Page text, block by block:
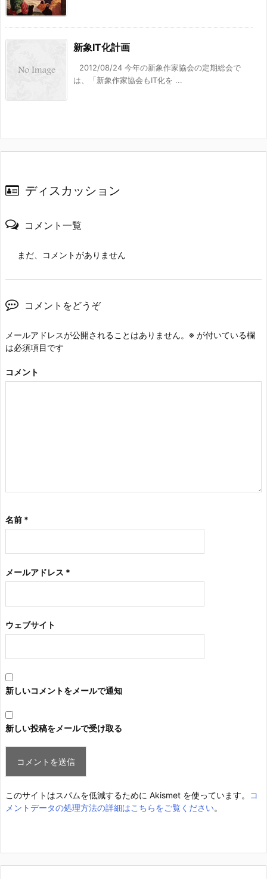
新象IT化計画
2012/08/24 今年の新象作家協会の定期総会で
は、「新象作家協会もIT化を ...
ディスカッション
コメント一覧
まだ、コメントがありません
コメントをどうぞ
メールアドレスが公開されることはありません。 ※ が付いている欄
は必須項目です
コメント
名前 *
メールアドレス *
ウェブサイト
新しいコメントをメールで通知
新しい投稿をメールで受け取る
このサイトはスパムを低減するために Akismet を使っています。
コ
メントデータの処理方法の詳細はこちらをご覧ください。